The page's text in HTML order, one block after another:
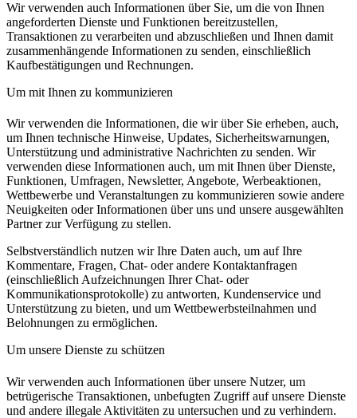
Wir verwenden auch Informationen über Sie, um die von Ihnen
angeforderten Dienste und Funktionen bereitzustellen,
Transaktionen zu verarbeiten und abzuschließen und Ihnen damit
zusammenhängende Informationen zu senden, einschließlich
Kaufbestätigungen und Rechnungen.
Um mit Ihnen zu kommunizieren
Wir verwenden die Informationen, die wir über Sie erheben, auch,
um Ihnen technische Hinweise, Updates, Sicherheitswarnungen,
Unterstützung und administrative Nachrichten zu senden. Wir
verwenden diese Informationen auch, um mit Ihnen über Dienste,
Funktionen, Umfragen, Newsletter, Angebote, Werbeaktionen,
Wettbewerbe und Veranstaltungen zu kommunizieren sowie andere
Neuigkeiten oder Informationen über uns und unsere ausgewählten
Partner zur Verfügung zu stellen.
Selbstverständlich nutzen wir Ihre Daten auch, um auf Ihre
Kommentare, Fragen, Chat- oder andere Kontaktanfragen
(einschließlich Aufzeichnungen Ihrer Chat- oder
Kommunikationsprotokolle) zu antworten, Kundenservice und
Unterstützung zu bieten, und um Wettbewerbsteilnahmen und
Belohnungen zu ermöglichen.
Um unsere Dienste zu schützen
Wir verwenden auch Informationen über unsere Nutzer, um
betrügerische Transaktionen, unbefugten Zugriff auf unsere Dienste
und andere illegale Aktivitäten zu untersuchen und zu verhindern.